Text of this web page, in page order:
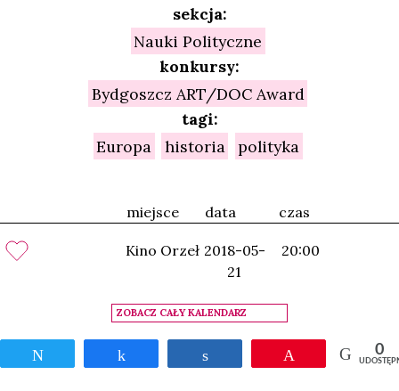
miejsce data czas
Kino Orzeł 2018-05-
21
20:00
ZOBACZ CAŁY KALENDARZ
Przypnij 0
sekcja:
Nauki Polityczne
konkursy:
Bydgoszcz ART/DOC Award
tagi:
Europa
historia polityka